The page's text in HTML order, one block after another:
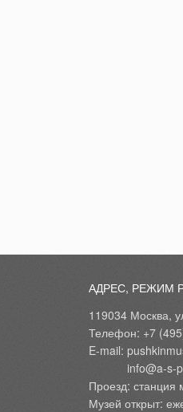
АДРЕС, РЕЖИМ
119034 Москва,
Телефон: +7
E-mail:
Проезд: станция
Музей открыт: